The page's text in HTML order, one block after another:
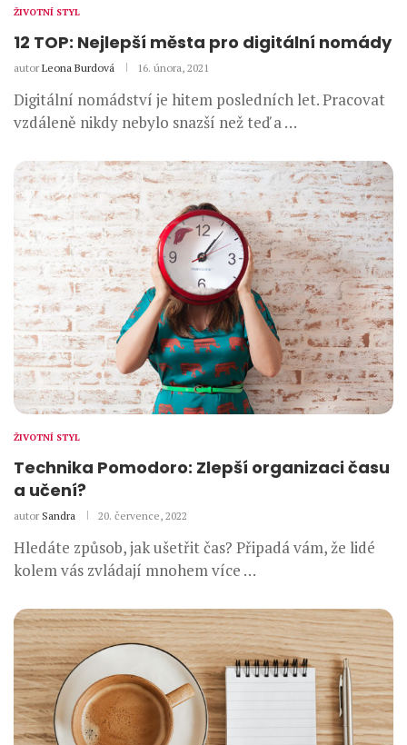
ŽIVOTNÍ STYL
12 TOP: Nejlepší města pro digitální nomády
autor Leona Burdová 16. února, 2021
Digitální nomádství je hitem posledních let. Pracovat
vzdáleně nikdy nebylo snazší než teď a …
ŽIVOTNÍ STYL
Technika Pomodoro: Zlepší organizaci času
a učení?
autor Sandra 20. července, 2022
Hledáte způsob, jak ušetřit čas? Připadá vám, že lidé
kolem vás zvládají mnohem více …